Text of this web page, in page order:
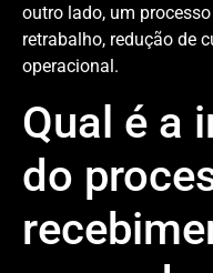
outro lado, um
retrabalho, redução de
operacional.
Qual é a
do